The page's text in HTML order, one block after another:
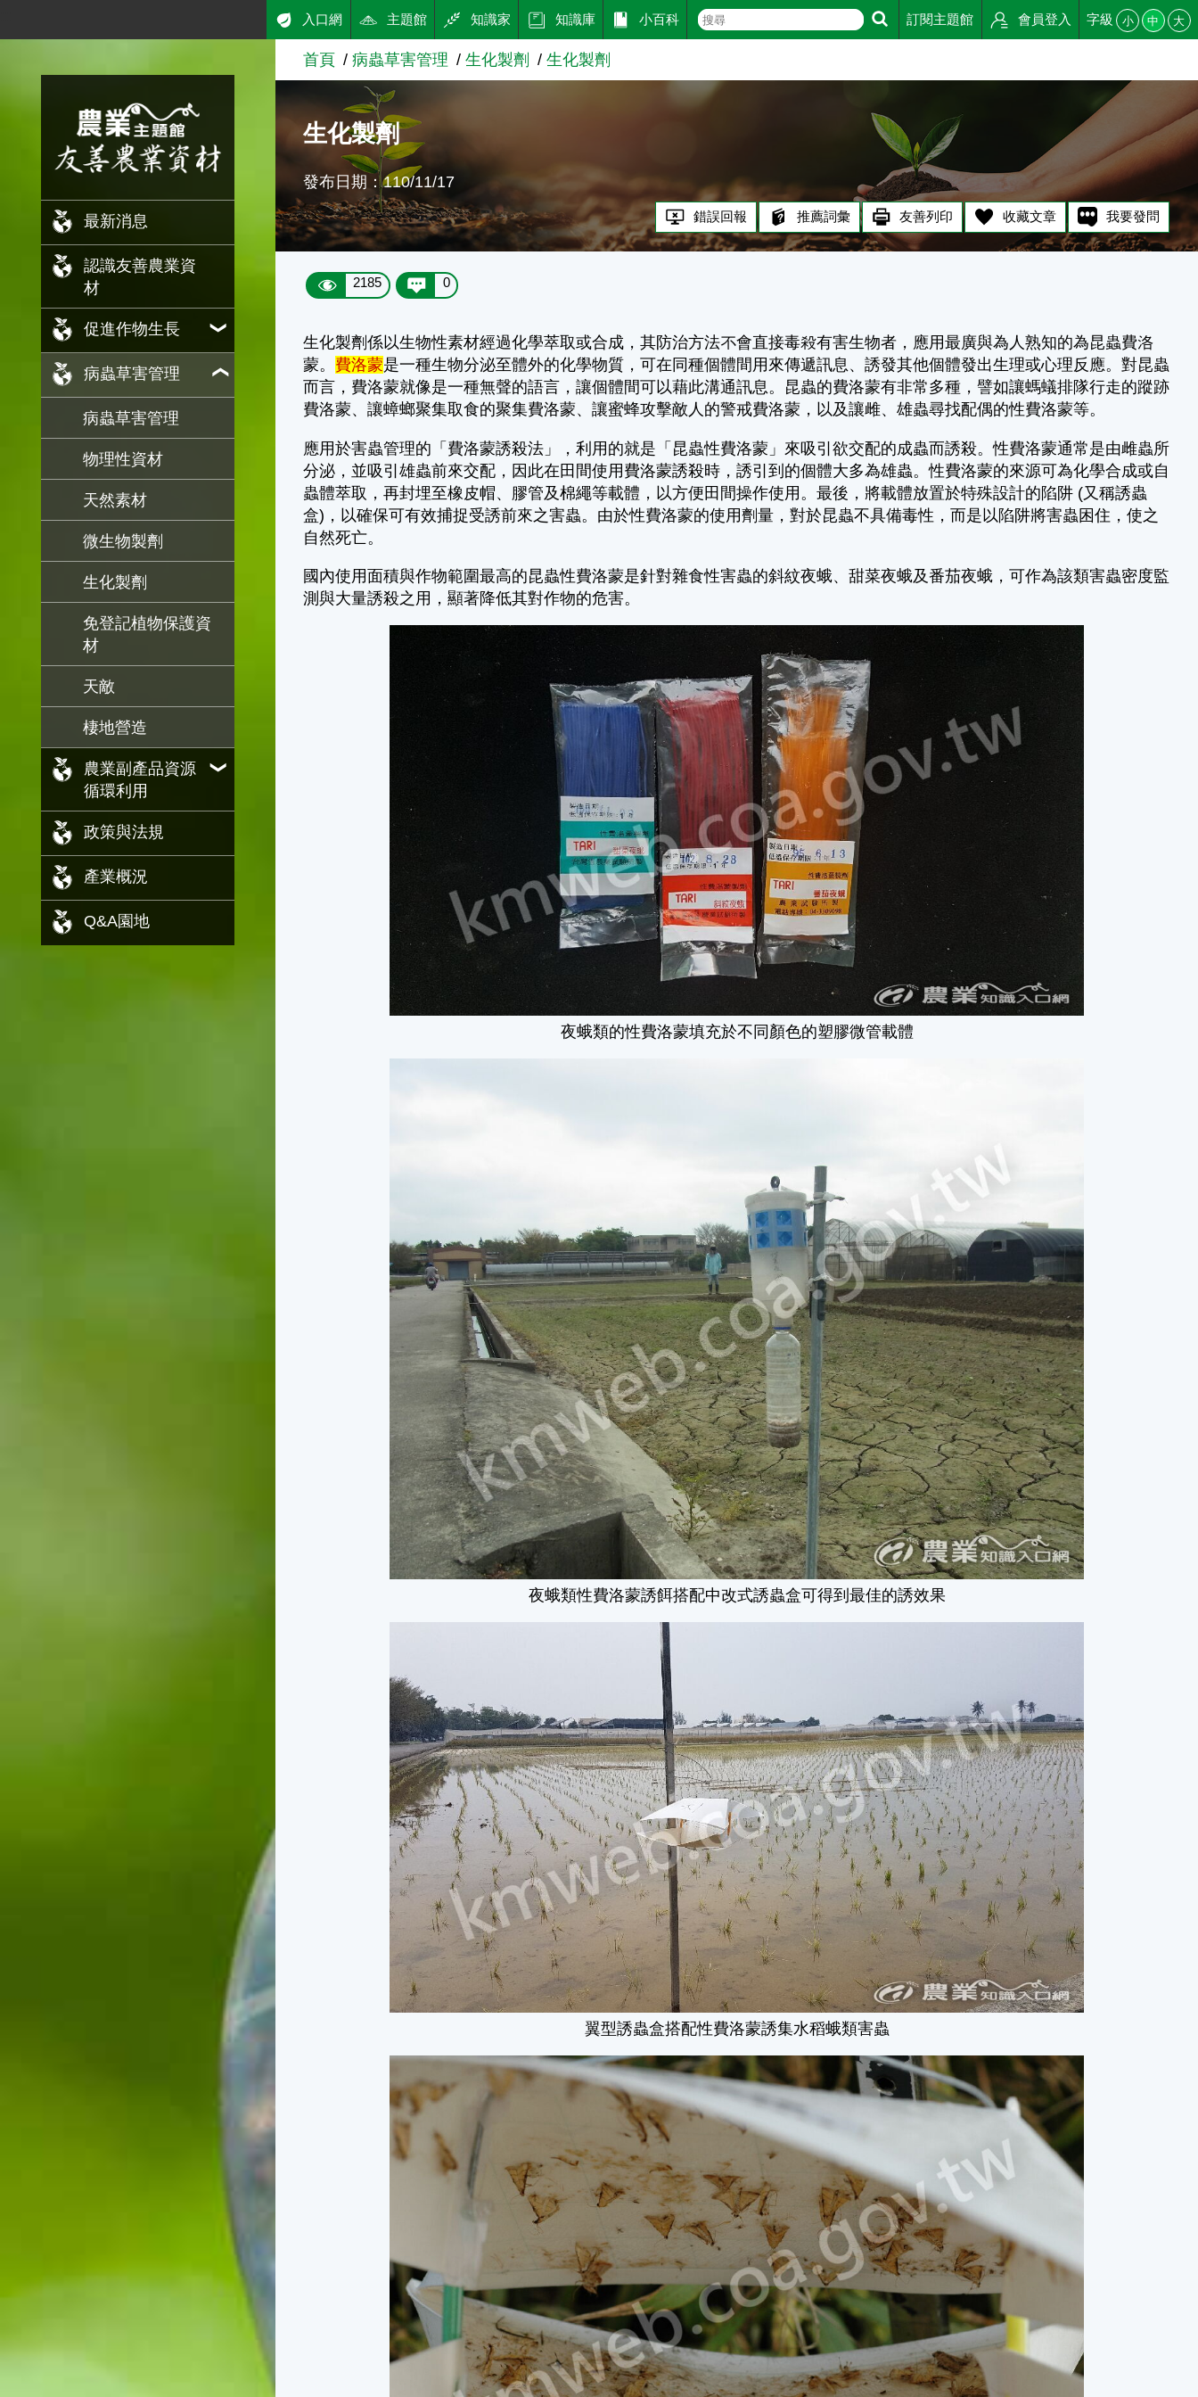
農業知識入口網
最新消息
認識友善農業資
材
促進作物生長
病蟲草害管理
病蟲草害管理
物理性資材
天然素材
微生物製劑
生化製劑
免登記植物保護資
材
天敵
棲地營造
農業副產品資源
循環利用
政策與法規
產業概況
Q&A園地
入口網 主題館 知識家 知識庫 小百科 訂閱主題館 會員登入 字級 小 中 大
首頁 病蟲草害管理 生化製劑 生化製劑
生化製劑
發布日期：110/11/17
錯誤回報 推薦詞彙 友善列印 收藏文章 我要發問
2185 0
生化製劑係以生物性素材經過化學萃取或合成，其防治方法不會直接毒殺有害生物者，應用最廣與為人熟知的為昆蟲費洛
蒙。 費洛蒙是一種生物分泌至體外的化學物質，可在同種個體間用來傳遞訊息、誘發其他個體發出生理或心理反應。對昆蟲
而言，費洛蒙就像是一種無聲的語言，讓個體間可以藉此溝通訊息。昆蟲的費洛蒙有非常多種，譬如讓螞蟻排隊行走的蹤跡
費洛蒙、讓蟑螂聚集取食的聚集費洛蒙、讓蜜蜂攻擊敵人的警戒費洛蒙，以及讓雌、雄蟲尋找配偶的性費洛蒙等。
應用於害蟲管理的「費洛蒙誘殺法」，利用的就是「昆蟲性費洛蒙」來吸引欲交配的成蟲而誘殺。性費洛蒙通常是由雌蟲所
分泌，並吸引雄蟲前來交配，因此在田間使用費洛蒙誘殺時，誘引到的個體大多為雄蟲。性費洛蒙的來源可為化學合成或自
蟲體萃取，再封埋至橡皮帽、膠管及棉繩等載體，以方便田間操作使用。最後，將載體放置於特殊設計的陷阱 (又稱誘蟲
盒)，以確保可有效捕捉受誘前來之害蟲。由於性費洛蒙的使用劑量，對於昆蟲不具備毒性，而是以陷阱將害蟲困住，使之
自然死亡。
國內使用面積與作物範圍最高的昆蟲性費洛蒙是針對雜食性害蟲的斜紋夜蛾、甜菜夜蛾及番茄夜蛾，可作為該類害蟲密度監
測與大量誘殺之用，顯著降低其對作物的危害。
夜蛾類的性費洛蒙填充於不同顏色的塑膠微管載體
夜蛾類性費洛蒙誘餌搭配中改式誘蟲盒可得到最佳的誘效果
翼型誘蟲盒搭配性費洛蒙誘集水稻蛾類害蟲